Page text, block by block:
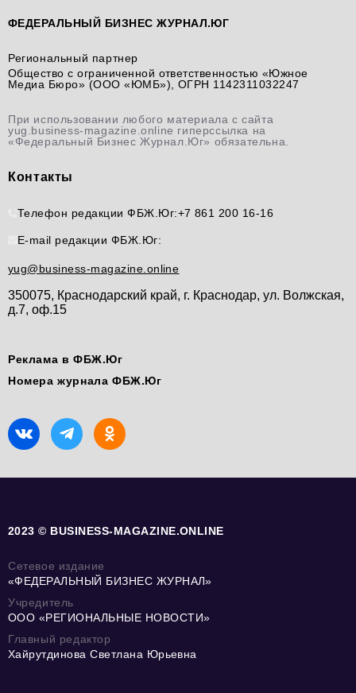
ФЕДЕРАЛЬНЫЙ БИЗНЕС ЖУРНАЛ.ЮГ
Региональный партнер
Общество с ограниченной ответственностью «Южное
Медиа Бюро» (ООО «ЮМБ»), ОГРН 1142311032247
При использовании любого материала с сайта
yug.business-magazine.online гиперссылка на
«Федеральный Бизнес Журнал.Юг» обязательна.
Контакты
Телефон редакции ФБЖ.Юг:+7 861 200 16-16
E-mail редакции ФБЖ.Юг:
yug@business-magazine.online
350075, Краснодарский край, г. Краснодар, ул. Волжская,
д.7, оф.15
Реклама в ФБЖ.Юг
Номера журнала ФБЖ.Юг
2023 © BUSINESS-MAGAZINE.ONLINE
Сетевое издание
«ФЕДЕРАЛЬНЫЙ БИЗНЕС ЖУРНАЛ»
Учредитель
ООО «РЕГИОНАЛЬНЫЕ НОВОСТИ»
Главный редактор
Хайрутдинова Светлана Юрьевна